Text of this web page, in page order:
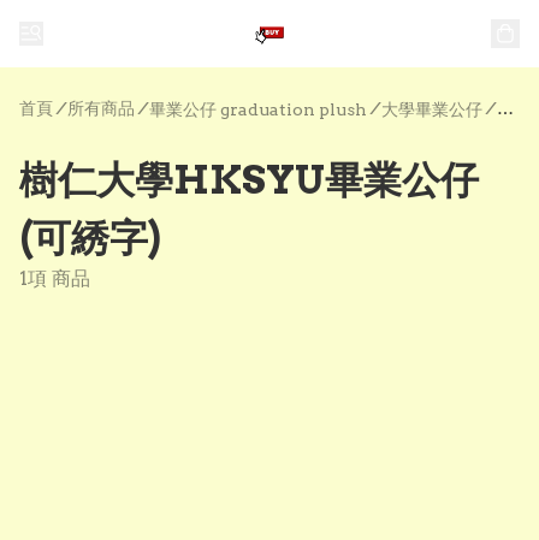
首頁/ 所有商品 /畢業公仔 graduation plush / 大學畢業公仔/
樹仁大學HKSYU畢業公仔
(可綉字)
1項 商品